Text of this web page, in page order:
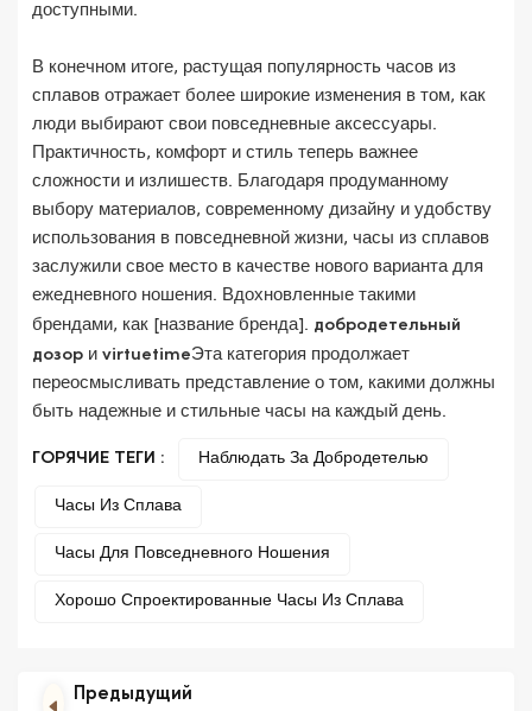
доступными.
В конечном итоге, растущая популярность часов из
сплавов отражает более широкие изменения в том, как
люди выбирают свои повседневные аксессуары.
Практичность, комфорт и стиль теперь важнее
сложности и излишеств. Благодаря продуманному
выбору материалов, современному дизайну и удобству
использования в повседневной жизни, часы из сплавов
заслужили свое место в качестве нового варианта для
ежедневного ношения. Вдохновленные такими
брендами, как [название бренда]. добродетельный
дозор и virtuetimeЭта категория продолжает
переосмысливать представление о том, какими должны
быть надежные и стильные часы на каждый день.
ГОРЯЧИЕ ТЕГИ : Наблюдать За Добродетелью
Часы Из Сплава
Часы Для Повседневного Ношения
Хорошо Спроектированные Часы Из Сплава
Предыдущий